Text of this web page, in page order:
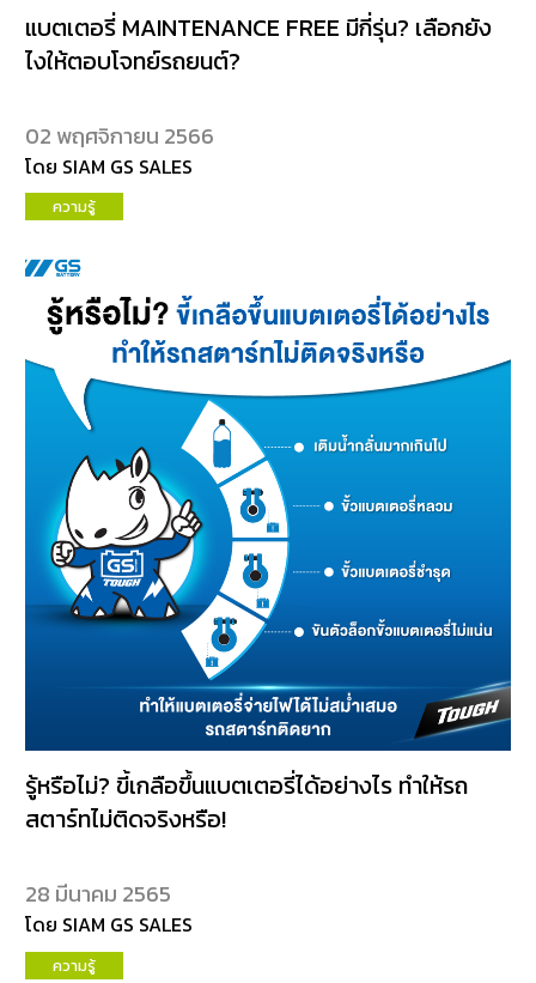
แบตเตอรี่ MAINTENANCE FREE มีกี่รุ่น? เลือกยัง
ไงให้ตอบโจทย์รถยนต์?
02 พฤศจิกายน 2566
โดย SIAM GS SALES
ความรู้
รู้หรือไม่? ขี้เกลือขึ้นแบตเตอรี่ได้อย่างไร ทำให้รถ
สตาร์ทไม่ติดจริงหรือ!
28 มีนาคม 2565
โดย SIAM GS SALES
ความรู้